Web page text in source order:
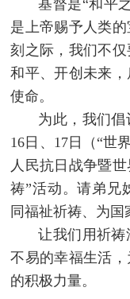
基督是“和平
是上帝赐予人类
刻之际，我们不
和平、开创未来
使命。
为此，我们倡
16日、17日（“世
人民抗日战争暨
祷”活动。请弟兄
同福祉祈祷、为国
让我们用祈祷
不易的幸福生活
的积极力量。